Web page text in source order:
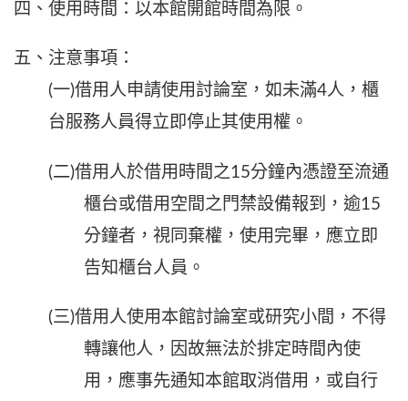
四、使用時間：以本館開館時間為限。
五、注意事項：
(一)借用人申請使用討論室，如未滿4人，櫃
台服務人員得立即停止其使用權。
(二)借用人於借用時間之15分鐘內憑證至流通
櫃台或借用空間之門禁設備報到，逾15
分鐘者，視同棄權，使用完畢，應立即
告知櫃台人員。
(三)借用人使用本館討論室或研究小間，不得
轉讓他人，因故無法於排定時間內使
用，應事先通知本館取消借用，或自行